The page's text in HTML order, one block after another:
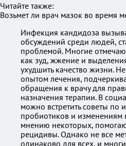
Читайте также:
Возьмет ли врач мазок во время
Инфекция кандидоза
обсуждений среди людей,
проблемой. Многие
как зуд, жжение и
ухудшить качество жизни.
опытом лечения,
обращения к врачу для
назначения терапии. В
можно встретить советы по
пробиотиков и изменениям
мнению некоторых,
рецидивы. Однако не все
одинаково для всех, и